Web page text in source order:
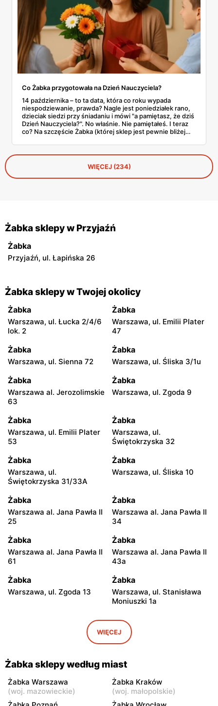
Co Żabka przygotowała na Dzień Nauczyciela?
14 października – to ta data, która co roku wypada
niespodziewanie, prawda? Nagle jest poniedziałek rano,
dzieciak siedzi przy śniadaniu i mówi "a pamiętasz, że dziś
Dzień Nauczyciela?". No właśnie. Nie pamiętałeś. I teraz
co? Na szczęście Żabka (której sklep jest pewnie bliżej
ofertę na tę okazję. Od Kit Kata za 7,50 zł po Ferrero za 33
złote. Sprawdzamy, co warto rzucić do koszyka, zanim
dotrze do ciebie, że znowu zapomniałeś o ważnym dniu.
WIĘCEJ (234)
Żabka sklepy w Przyjaźń
Żabka
Przyjaźń, ul. Łapińska 26
Żabka sklepy w Twojej okolicy
Żabka
Warszawa, ul. Łucka 2/4/6
lok. 2
Żabka
Warszawa, ul. Emilii Plater
47
Żabka
Warszawa, ul. Sienna 72
Żabka
Warszawa, ul. Śliska 3/1u
Żabka
Warszawa al. Jerozolimskie
63
Żabka
Warszawa, ul. Zgoda 9
Żabka
Warszawa, ul. Emilii Plater
53
Żabka
Warszawa, ul.
Świętokrzyska 32
Żabka
Warszawa, ul.
Świętokrzyska 31/33A
Żabka
Warszawa, ul. Śliska 10
Żabka
Warszawa al. Jana Pawła II
25
Żabka
Warszawa al. Jana Pawła II
34
Żabka
Warszawa al. Jana Pawła II
61
Żabka
Warszawa al. Jana Pawła II
43a
Żabka
Warszawa, ul. Zgoda 13
Żabka
Warszawa, ul. Stanisława
Moniuszki 1a
Świętokrzyska 0 Stacja
Żabka
Warszawa, ul. Grzybowska
5
Żabka
Łódź, ul. Żurawia 14
Żabka
Warszawa, ul. Żurawia 18
Żabka Żabka
WIĘCEJ
Żabka sklepy według miast
Żabka Warszawa
(woj. mazowieckie)
Żabka Kraków
(woj. małopolskie)